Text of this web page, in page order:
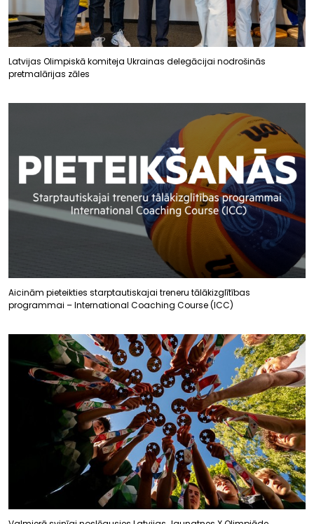
Latvijas Olimpiskā komiteja Ukrainas delegācijai nodrošinās
pretmalārijas zāles
Aicinām pieteikties starptautiskajai treneru tālākizglītības
programmai – International Coaching Course (ICC)